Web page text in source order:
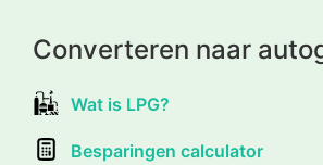
Converteren naar
Wat is LPG?
Besparingen calculator